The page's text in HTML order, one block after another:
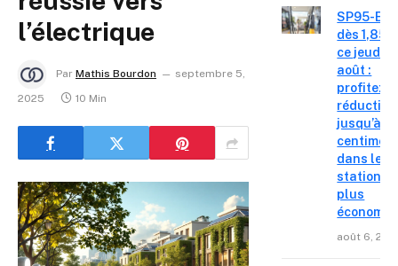
l’électrique
Par Mathis Bourdon
septembre 5,
2025
10 Min
SP95-E10
dès 1,85
ce jeudi 6
août :
profitez
jusqu’à 15
centimes
dans les
stations
plus
août 6,